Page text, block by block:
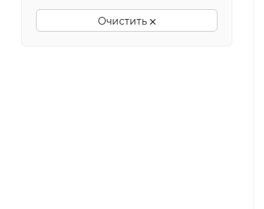
Очистить